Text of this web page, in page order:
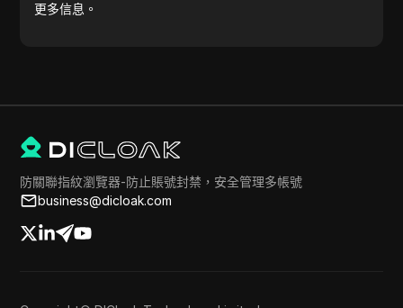
更多信息。
防關聯指紋瀏覽器-防止賬號封禁，安全管理多帳號
business@dicloak.com